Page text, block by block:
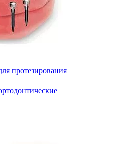
протезирования